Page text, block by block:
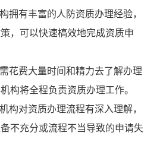
拥有丰富的人防资质办理经验，
，可以快速槁效地完成资质申
花费大量时间和精力去了解办理
构将全程负责资质办理工作。
构对资质办理流程有深入理解，
不充分或流程不当导致的申请失